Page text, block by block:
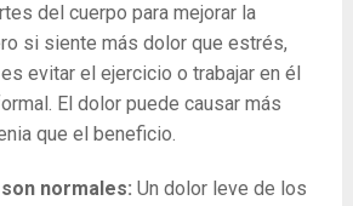
del cuerpo para mejorar la
si siente más dolor que estrés,
evitar el ejercicio o trabajar en él
El dolor puede causar más
que el beneficio.
normales: Un dolor leve de los